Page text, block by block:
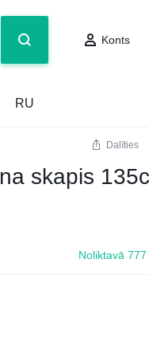
Konts
RU
Dalīties
skapis
Noliktavā